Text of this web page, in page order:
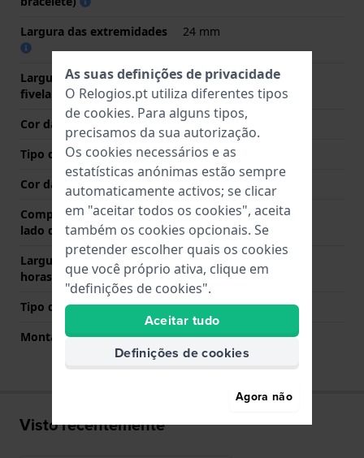
Largura das extremidades
24 mm
Largura da bracelete na
fivela
22 mm
Cor da bracelete
Preto
Tipo de Fecho
Fecho
Cor da fivela
Prata
Comprimento de banda no
lado das 12 horas
75 mm
Largura de banda lado 6
horas (mm)
135 mm
Tipo de montagem
Parafuso de sela
Montagem Reta
Não
Visto recentemente
As suas definições de privacidade
O Relogios.pt utiliza diferentes tipos
de cookies. Para alguns tipos,
precisamos da sua autorização.
Os cookies necessários e as
estatísticas anónimas estão sempre
automaticamente activos; se clicar
em "aceitar todos os cookies", aceita
também os cookies opcionais. Se
pretender escolher quais os cookies
que você próprio ativa, clique em
"definições de cookies".
Aceitar tudo
Definições de cookies
Agora não